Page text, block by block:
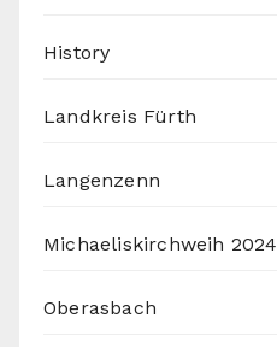
History
Landkreis Fürth
Langenzenn
Michaeliskirchweih 2024
Oberasbach